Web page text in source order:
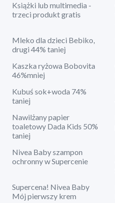
Książki lub multimedia -
trzeci produkt gratis
Mleko dla dzieci Bebiko,
drugi 44% taniej
Kaszka ryżowa Bobovita
46%mniej
Kubuś sok+woda 74%
taniej
Nawilżany papier
toaletowy Dada Kids 50%
taniej
Nivea Baby szampon
ochronny w Supercenie
Supercena! Nivea Baby
Mój pierwszy krem